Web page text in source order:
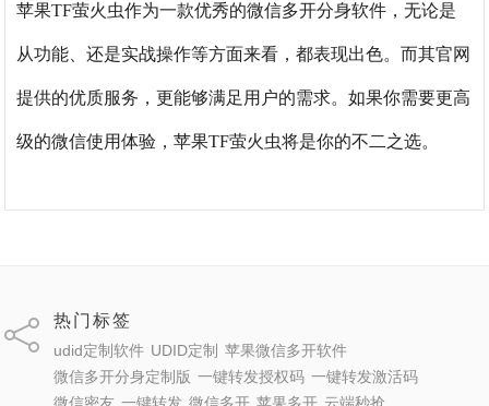
苹果TF萤火虫作为一款优秀的微信多开分身软件，无论是
从功能、还是实战操作等方面来看，都表现出色。而其官网
提供的优质服务，更能够满足用户的需求。如果你需要更高
级的微信使用体验，苹果TF萤火虫将是你的不二之选。
热门标签
udid定制软件 UDID定制
苹果微信多开软件
微信多开分身定制版 一键转发授权码 一键转发激活码